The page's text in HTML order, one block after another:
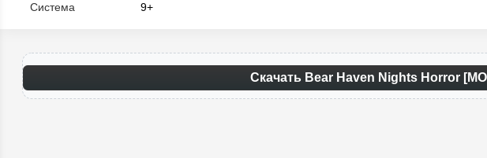
Система 9+
Скачать Bear Haven Nights Horror